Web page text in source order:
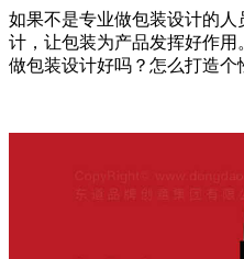
如果不是专业做包装设计的
计，让包装为产品发挥好作用
做包装设计好吗？怎么打造个